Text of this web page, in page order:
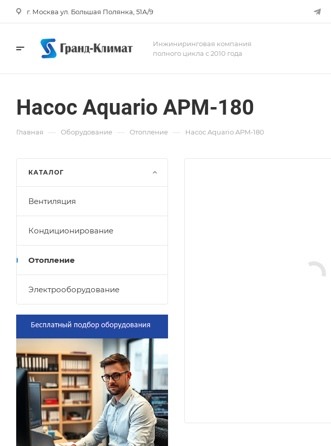
г. Москва ул. Большая Полянка, 51А/9
Инжиниринговая компания
полного цикла с 2010 года
Насос Aquario APM-180
Главная — Оборудование — Отопление — Насос Aquario APM-180
КАТАЛОГ
Вентиляция
Кондиционирование
Отопление
Электрооборудование